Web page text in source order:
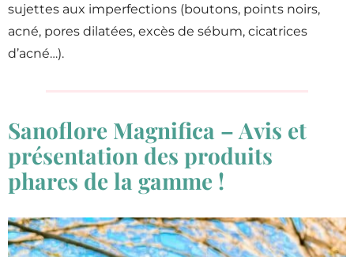
sujettes aux imperfections (boutons, points noirs,
acné, pores dilatées, excès de sébum, cicatrices
d’acné…).
Sanoflore Magnifica – Avis et
présentation des produits
phares de la gamme !